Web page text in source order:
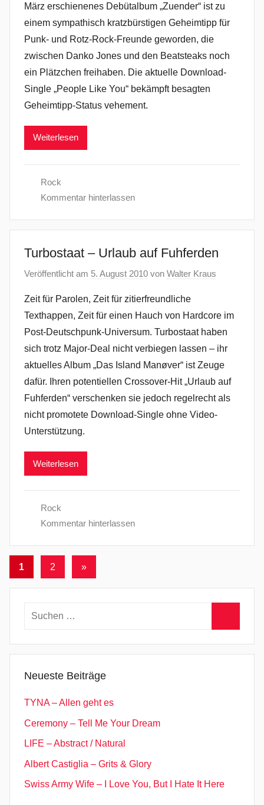
März erschienenes Debütalbum „Zuender“ ist zu
einem sympathisch kratzbürstigen Geheimtipp für
Punk- und Rotz-Rock-Freunde geworden, die
zwischen Danko Jones und den Beatsteaks noch
ein Plätzchen freihaben. Die aktuelle Download-
Single „People Like You“ bekämpft besagten
Geheimtipp-Status vehement.
Weiterlesen
Rock
Kommentar hinterlassen
Turbostaat – Urlaub auf Fuhferden
Veröffentlicht am 5. August 2010 von Walter Kraus
Zeit für Parolen, Zeit für zitierfreundliche
Texthappen, Zeit für einen Hauch von Hardcore im
Post-Deutschpunk-Universum. Turbostaat haben
sich trotz Major-Deal nicht verbiegen lassen – ihr
aktuelles Album „Das Island Manøver“ ist Zeuge
dafür. Ihren potentiellen Crossover-Hit „Urlaub auf
Fuhferden“ verschenken sie jedoch regelrecht als
nicht promotete Download-Single ohne Video-
Unterstützung.
Weiterlesen
Rock
Kommentar hinterlassen
Seitennummerierung
der
Beiträge
1 2
Nächste
»
Suchen
Neueste Beiträge
TYNA – Allen geht es
Ceremony – Tell Me Your Dream
LIFE – Abstract / Natural
Albert Castiglia – Grits & Glory
Swiss Army Wife – I Love You, But I Hate It Here